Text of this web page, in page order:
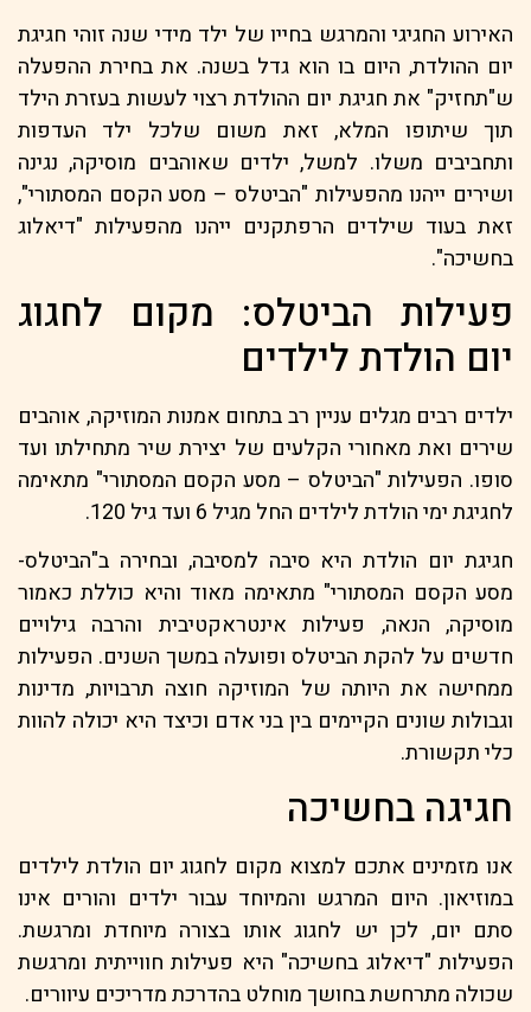
האירוע החגיגי והמרגש בחייו של ילד מידי שנה זוהי חגיגת
יום ההולדת, היום בו הוא גדל בשנה. את בחירת ההפעלה
ש"תחזיק" את חגיגת יום ההולדת רצוי לעשות בעזרת הילד
תוך שיתופו המלא, זאת משום שלכל ילד העדפות
ותחביבים משלו. למשל, ילדים שאוהבים מוסיקה, נגינה
ושירים ייהנו מהפעילות "הביטלס – מסע הקסם המסתורי",
זאת בעוד שילדים הרפתקנים ייהנו מהפעילות "דיאלוג
בחשיכה".
פעילות הביטלס: מקום לחגוג
יום הולדת לילדים
ילדים רבים מגלים עניין רב בתחום אמנות המוזיקה, אוהבים
שירים ואת מאחורי הקלעים של יצירת שיר מתחילתו ועד
סופו. הפעילות "הביטלס – מסע הקסם המסתורי" מתאימה
לחגיגת ימי הולדת לילדים החל מגיל 6 ועד גיל 120.
חגיגת יום הולדת היא סיבה למסיבה, ובחירה ב"הביטלס-
מסע הקסם המסתורי" מתאימה מאוד והיא כוללת כאמור
מוסיקה, הנאה, פעילות אינטראקטיבית והרבה גילויים
חדשים על להקת הביטלס ופועלה במשך השנים. הפעילות
ממחישה את היותה של המוזיקה חוצה תרבויות, מדינות
וגבולות שונים הקיימים בין בני אדם וכיצד היא יכולה להוות
כלי תקשורת.
חגיגה בחשיכה
אנו מזמינים אתכם למצוא מקום לחגוג יום הולדת לילדים
במוזיאון. היום המרגש והמיוחד עבור ילדים והורים אינו
סתם יום, לכן יש לחגוג אותו בצורה מיוחדת ומרגשת.
הפעילות "דיאלוג בחשיכה" היא פעילות חווייתית ומרגשת
שכולה מתרחשת בחושך מוחלט בהדרכת מדריכים עיוורים.